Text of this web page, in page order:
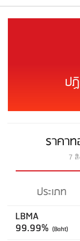
ป
ราคา
7
ประเภท
LBMA
99.99% (Baht)